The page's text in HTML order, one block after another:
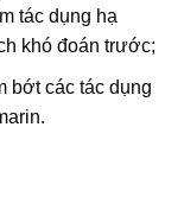
tác dụng hạ
khó đoán trước;
bớt các tác dụng